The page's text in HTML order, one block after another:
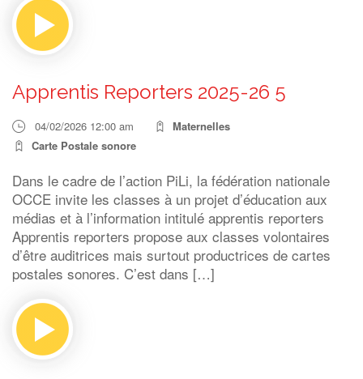
Apprentis Reporters 2025-26 5
04/02/2026 12:00 am
Maternelles
Carte Postale sonore
Dans le cadre de l’action PiLi, la fédération nationale
OCCE invite les classes à un projet d’éducation aux
médias et à l’information intitulé apprentis reporters
Apprentis reporters propose aux classes volontaires
d’être auditrices mais surtout productrices de cartes
postales sonores. C’est dans […]